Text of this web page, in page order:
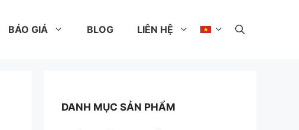
BÁO GIÁ BLOG LIÊN HỆ
DANH MỤC SẢN PHẨM